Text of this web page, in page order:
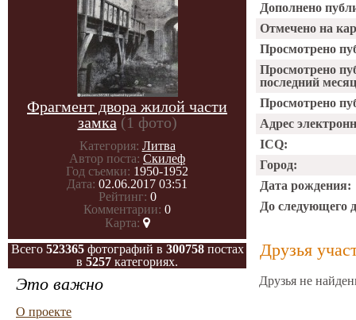
Фрагмент двора жилой части
замка (1 фото)
Категория: Литва
Автор поста: Скилеф
Год съемки: 1950-1952
Дата: 02.06.2017 03:51
Рейтинг: 0
Комментарии: 0
Карта:
Всего 523365фотографий в 300758постах
в 5257 категориях.
Это важно
О проекте
Дополнено
Отмечено на
Просмотрено
Просмотрено
последний
Просмотрено
Адрес
ICQ:
Город:
Дата рождения:
До следующего
Друзья
Друзья не